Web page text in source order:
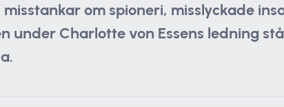
om spioneri, misslyckade
under Charlotte von Essens ledning